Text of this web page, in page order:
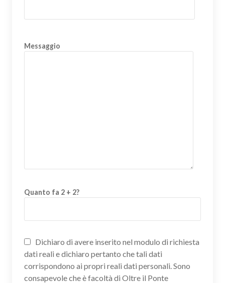
Messaggio
Quanto fa 2 + 2?
Dichiaro di avere inserito nel modulo di richiesta
dati reali e dichiaro pertanto che tali dati
corrispondono ai propri reali dati personali. Sono
consapevole che è facoltà di Oltre il Ponte